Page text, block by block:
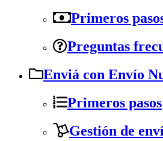
Primeros
Preguntas
Enviá con Envío
Primeros pasos
Gestión de